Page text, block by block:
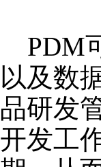
PDM
以及数
品研发
开发工